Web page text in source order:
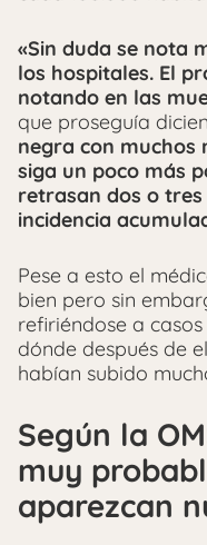
«Sin duda se nota
los hospitales. El
notando en las
que proseguía
negra con muchos
siga un poco más
retrasan dos o
incidencia
Pese a esto el
bien pero sin
refiriéndose a
dónde después de
habían subido
Según la
muy
aparezcan